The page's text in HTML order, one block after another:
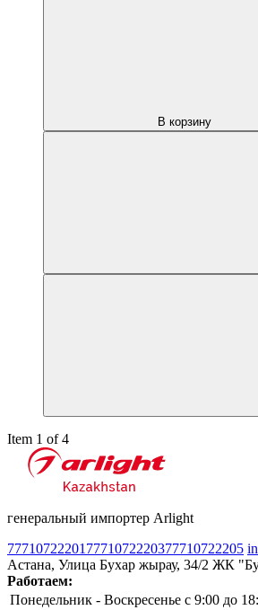
В корзину
Item 1 of 4
генеральный импортер Arlight
777107222017771072220377710722205
Астана, Улица Бухар жырау, 34/2 ЖК
Работаем:
Понедельник - Воскресенье c 9:00 до